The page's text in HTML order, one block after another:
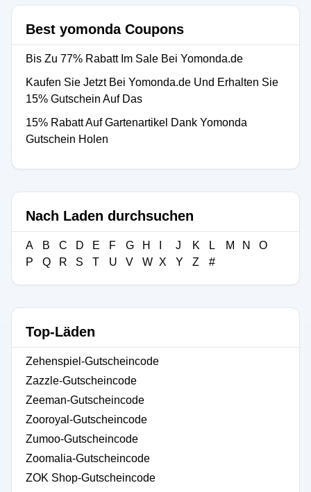
Best yomonda Coupons
Bis Zu 77% Rabatt Im Sale Bei Yomonda.de
Kaufen Sie Jetzt Bei Yomonda.de Und Erhalten Sie
15% Gutschein Auf Das
15% Rabatt Auf Gartenartikel Dank Yomonda
Gutschein Holen
Nach Laden durchsuchen
A B C D E F G H J K L M N
O
P
Q R S T U V W X Y Z #
Top-Läden
Zehenspiel-Gutscheincode
Zazzle-Gutscheincode
Zeeman-Gutscheincode
Zooroyal-Gutscheincode
Zumoo-Gutscheincode
Zoomalia-Gutscheincode
ZOK Shop-Gutscheincode